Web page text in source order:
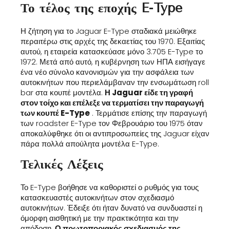
Το τέλος της εποχής E-Type
Η ζήτηση για το Jaguar E-Type σταδιακά μειώθηκε
περαιτέρω στις αρχές της δεκαετίας του 1970. Εξαιτίας
αυτού, η εταιρεία κατασκεύασε μόνο 3.705 E-Type το
1972. Μετά από αυτό, η κυβέρνηση των ΗΠΑ εισήγαγε
ένα νέο σύνολο κανονισμών για την ασφάλεια των
αυτοκινήτων που περιελάμβαναν την ενσωμάτωση roll
bar στα κουπέ μοντέλα. Η Jaguar είδε τη γραφή
στον τοίχο και επέλεξε να τερματίσει την παραγωγή
των κουπέ E-Type . Τερμάτισε επίσης την παραγωγή
των roadster E-Type τον Φεβρουάριο του 1975 όταν
αποκαλύφθηκε ότι οι αντιπροσωπείες της Jaguar είχαν
πάρα πολλά απούλητα μοντέλα E-Type.
Τελικές Λέξεις
Το E-Type βοήθησε να καθοριστεί ο ρυθμός για τους
κατασκευαστές αυτοκινήτων στον σχεδιασμό
αυτοκινήτων. Έδειξε ότι ήταν δυνατό να συνδυαστεί η
όμορφη αισθητική με την πρακτικότητα και την